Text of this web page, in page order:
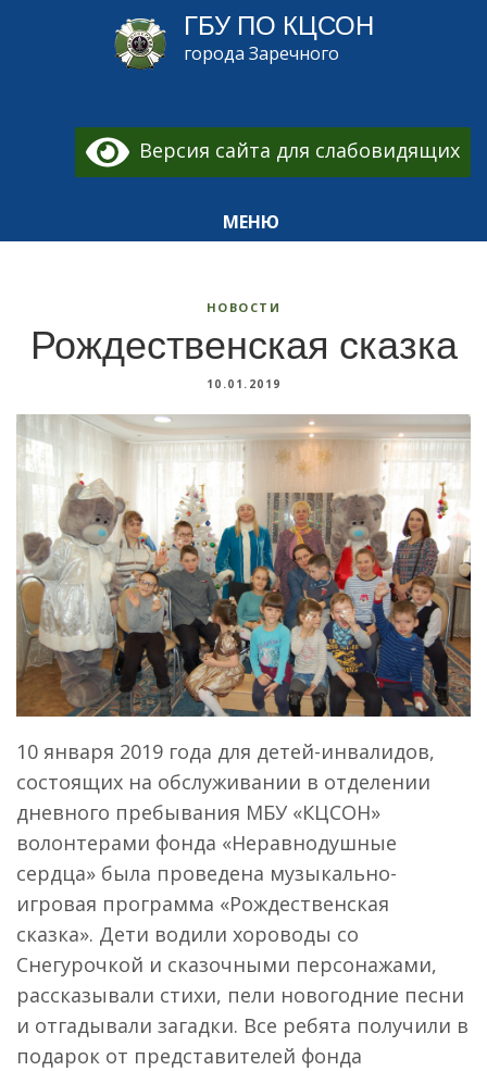
ГБУ ПО КЦСОН
города Заречного
Версия сайта для слабовидящих
МЕНЮ
НОВОСТИ
Рождественская сказка
10.01.2019
10 января 2019 года для детей-инвалидов,
состоящих на обслуживании в отделении
дневного пребывания МБУ «КЦСОН»
волонтерами фонда «Неравнодушные
сердца» была проведена музыкально-
игровая программа «Рождественская
сказка». Дети водили хороводы со
Снегурочкой и сказочными персонажами,
рассказывали стихи, пели новогодние песни
и отгадывали загадки. Все ребята получили в
подарок от представителей фонда